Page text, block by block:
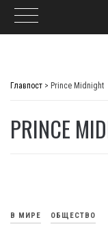
Главпост > Prince Midnight
PRINCE
В МИРЕ ОБЩЕСТВО